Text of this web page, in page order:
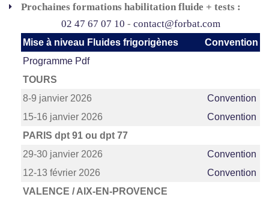
Prochaines formations habilitation fluide + tests :
02 47 67 07 10 - contact@forbat.com
Mise à niveau Fluides frigorigènes
Convention
Programme Pdf
TOURS
8-9 janvier 2026
Convention
15-16 janvier 2026
Convention
PARIS dpt 91 ou dpt 77
29-30 janvier 2026
Convention
12-13 février 2026
Convention
VALENCE / AIX-EN-PROVENCE